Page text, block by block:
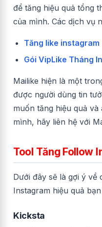
để tăng hiệu quả tổng
của mình. Các dịch vụ
Tăng like instagram
Gói VipLike Tháng
Mailike hiện là một
được người dùng tin
muốn tăng hiệu quả
mình, hãy liên hệ với
Tool Tăng Follow
Dưới đây sẽ là gợi ý về
Instagram hiệu quả
Kicksta